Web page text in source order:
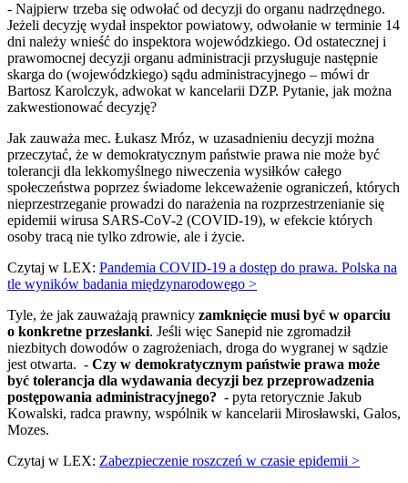
- Najpierw trzeba się odwołać od decyzji do organu nadrzędnego.
Jeżeli decyzję wydał inspektor powiatowy, odwołanie w terminie 14
dni należy wnieść do inspektora wojewódzkiego. Od ostatecznej i
prawomocnej decyzji organu administracji przysługuje następnie
skarga do (wojewódzkiego) sądu administracyjnego – mówi dr
Bartosz Karolczyk, adwokat w kancelarii DZP. Pytanie, jak można
zakwestionować decyzję?
Jak zauważa mec. Łukasz Mróz, w uzasadnieniu decyzji można
przeczytać, że w demokratycznym państwie prawa nie może być
tolerancji dla lekkomyślnego niweczenia wysiłków całego
społeczeństwa poprzez świadome lekceważenie ograniczeń, których
nieprzestrzeganie prowadzi do narażenia na rozprzestrzenianie się
epidemii wirusa SARS-CoV-2 (COVID-19), w efekcie których
osoby tracą nie tylko zdrowie, ale i życie.
Czytaj w LEX: Pandemia COVID-19 a dostęp do prawa. Polska na
tle wyników badania międzynarodowego >
Tyle, że jak zauważają prawnicy zamknięcie musi być w oparciu
o konkretne przesłanki. Jeśli więc Sanepid nie zgromadził
niezbitych dowodów o zagrożeniach, droga do wygranej w sądzie
jest otwarta. - Czy w demokratycznym państwie prawa może
być tolerancja dla wydawania decyzji bez przeprowadzenia
postępowania administracyjnego? - pyta retorycznie Jakub
Kowalski, radca prawny, wspólnik w kancelarii Mirosławski, Galos,
Mozes.
Czytaj w LEX: Zabezpieczenie roszczeń w czasie epidemii >